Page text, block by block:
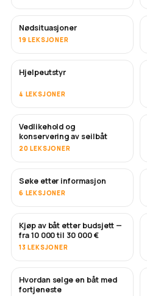
Nødsituasjoner
19 LEKSJONER
Hjelpeutstyr
4 LEKSJONER
Vedlikehold og
konservering av seilbåt
20 LEKSJONER
Søke etter informasjon
6 LEKSJONER
SNART
Kjøp av båt etter budsjett —
fra 10 000 til 30 000 €
13 LEKSJONER
NYTT
Hvordan selge en båt med
fortjeneste